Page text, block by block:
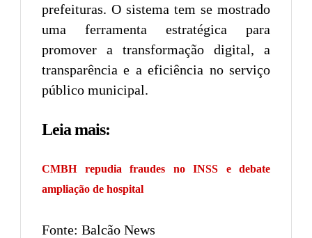
prefeituras. O sistema tem se mostrado
uma ferramenta estratégica para
promover a transformação digital, a
transparência e a eficiência no serviço
público municipal.
Leia mais:
CMBH repudia fraudes no INSS e debate
ampliação de hospital
Fonte: Balcão News